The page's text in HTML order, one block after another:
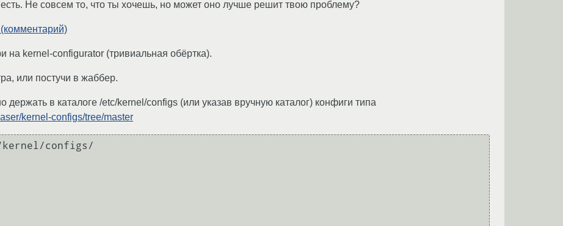
Не совсем то, что ты хочешь, но может оно лучше решит твою проблему?
на kernel-configurator (тривиальная обёртка).
или постучи в жаббер.
держать в каталоге /etc/kernel/configs (или указав вручную каталог) конфиги типа
kernel-configs/tree/master
configs/